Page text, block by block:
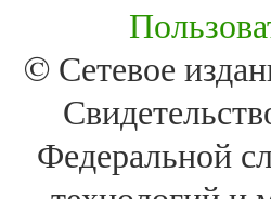
© Сетевое
Федеральной